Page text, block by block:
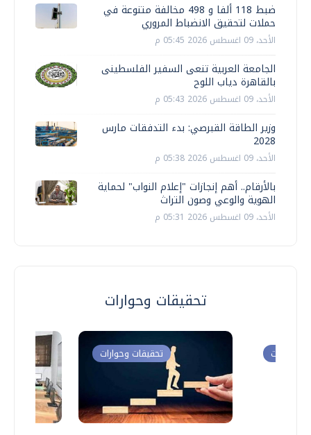
ضبط 118 ألفا و 498 مخالفة متنوعة في
حملات لتحقيق الانضباط المروري
الأحد، 09 اغسطس 2026 05:45 م
الجامعة العربية تنعى السفير الفلسطينى
بالقاهرة دياب اللوح
الأحد، 09 اغسطس 2026 05:43 م
وزير الطاقة القبرصي: بدء التدفقات مارس
2028
الأحد، 09 اغسطس 2026 05:38 م
بالأرقام.. أهم إنجازات "إعلام النواب" لحماية
الهوية والوعي وصون التراث
الأحد، 09 اغسطس 2026 05:31 م
تحقيقات وحوارات
تحقيقات وحوارات وحوارات